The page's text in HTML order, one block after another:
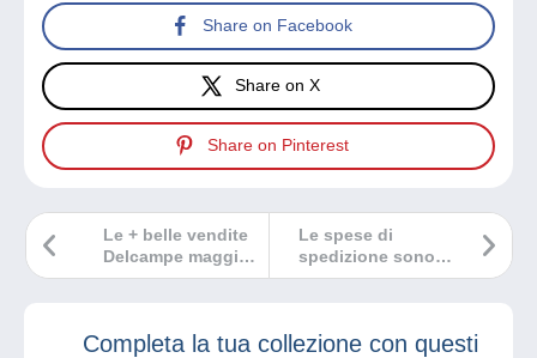
Share on Facebook
Share on X
Share on Pinterest
Le spese di
spedizione sono
le uniche
Le + belle vendite
Delcampe maggio
2024
Completa la tua collezione con questi